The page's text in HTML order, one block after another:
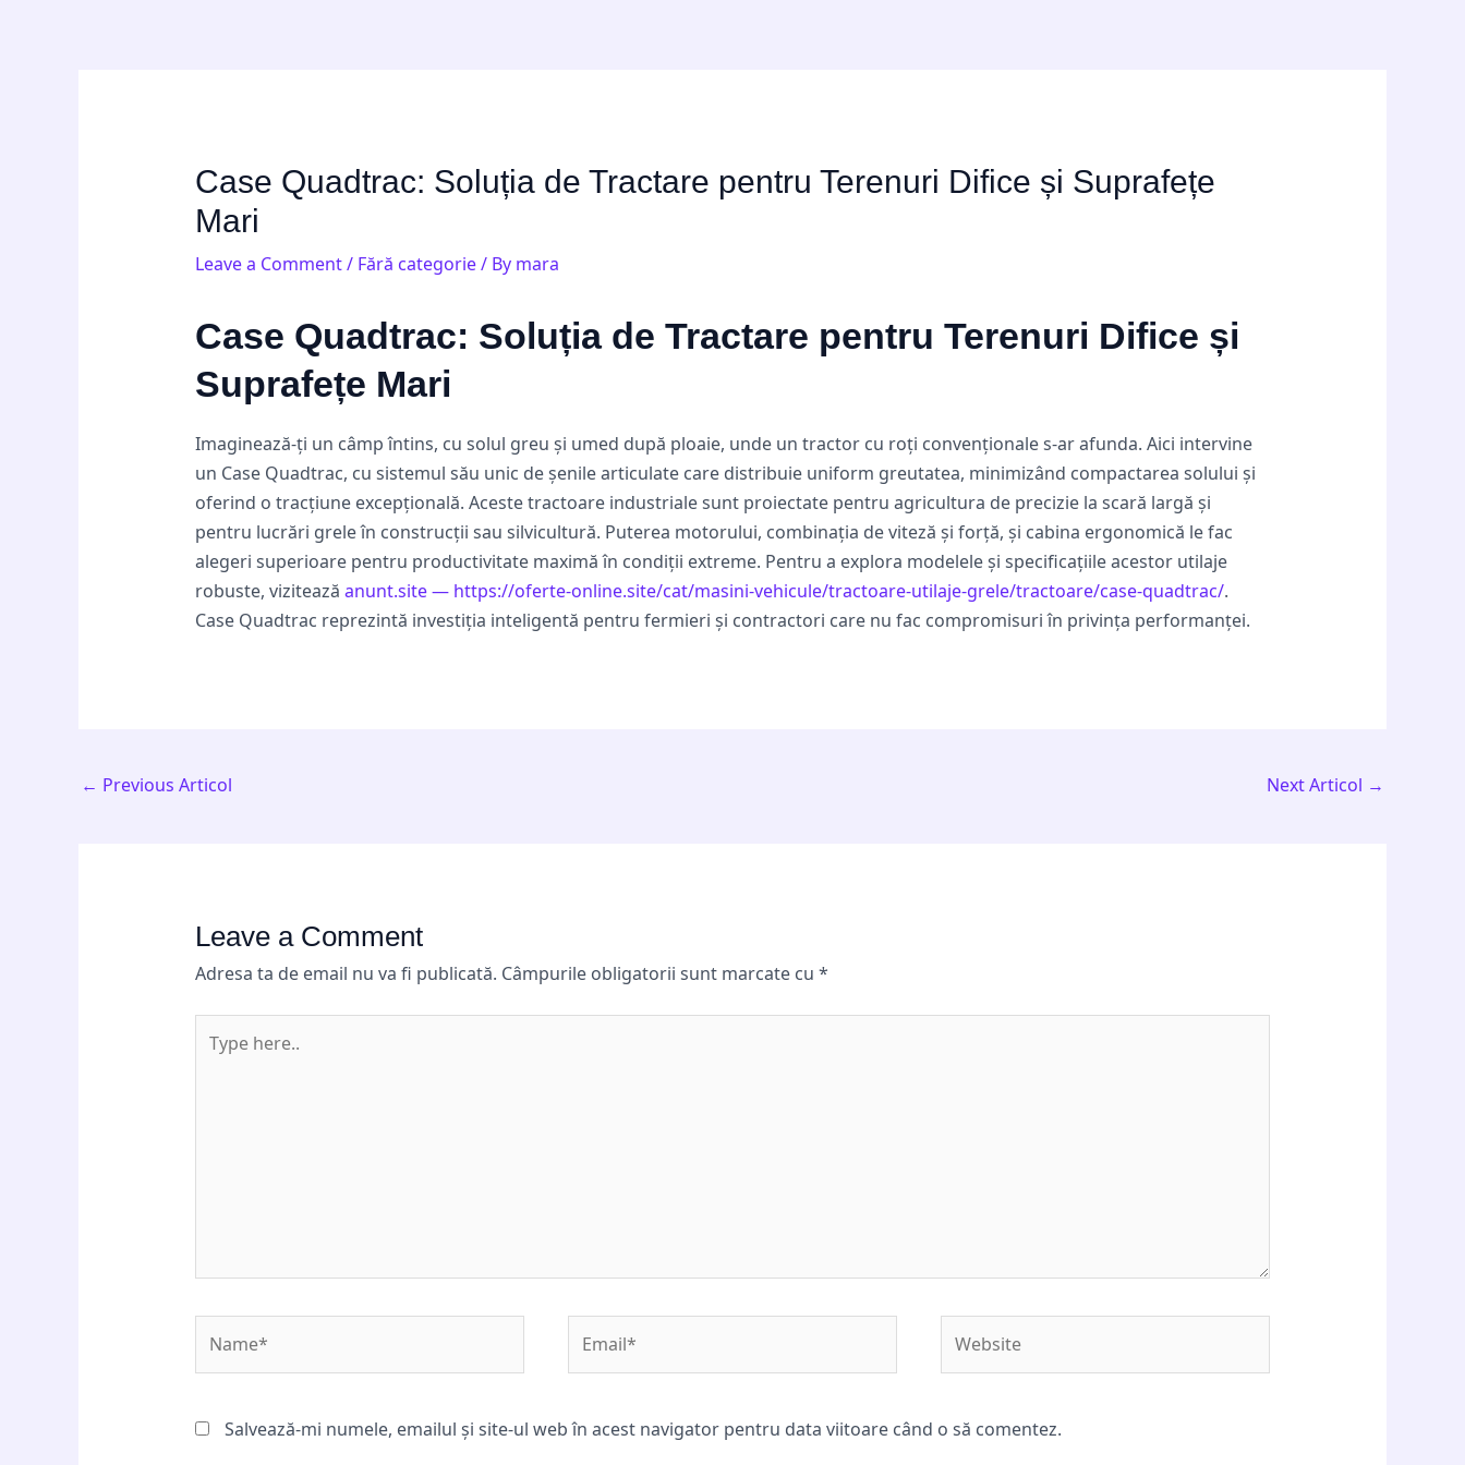
Case Quadtrac: Soluția de Tractare pentru Terenuri Difice și Suprafețe
Mari
Leave a Comment/ Fără categorie/ By mara
Case Quadtrac: Soluția de Tractare pentru Terenuri Difice și
Suprafețe Mari
Imaginează-ți un câmp întins, cu solul greu și umed după ploaie, unde un tractor cu roți convenționale s-ar afunda. Aici intervine
un Case Quadtrac, cu sistemul său unic de șenile articulate care distribuie uniform greutatea, minimizând compactarea solului și
oferind o tracțiune excepțională. Aceste tractoare industriale sunt proiectate pentru agricultura de precizie la scară largă și
pentru lucrări grele în construcții sau silvicultură. Puterea motorului, combinația de viteză și forță, și cabina ergonomică le fac
alegeri superioare pentru productivitate maximă în condiții extreme. Pentru a explora modelele și specificațiile acestor utilaje
robuste, vizitează anunt.site — https://oferte-online.site/cat/masini-vehicule/tractoare-utilaje-grele/tractoare/case-quadtrac/.
Case Quadtrac reprezintă investiția inteligentă pentru fermieri și contractori care nu fac compromisuri în privința performanței.
← Previous Articol Next Articol →
Leave a Comment
Adresa ta de email nu va fi publicată. Câmpurile obligatorii sunt marcate cu *
here..
Salvează-mi numele, emailul și site-ul web în acest navigator pentru data viitoare când o să comentez.